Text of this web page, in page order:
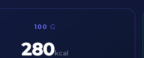
100 G
280kcal